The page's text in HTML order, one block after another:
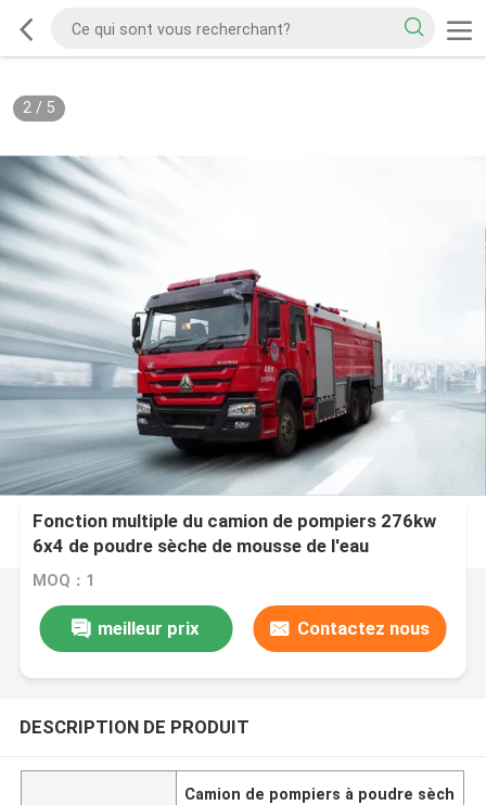
2/ 5
Fonction multiple du camion de pompiers 276kw
6x4 de poudre sèche de mousse de l'eau
MOQ：1
meilleur prix Contactez nous
DESCRIPTION DE PRODUIT
Camion de pompiers à poudre sèch